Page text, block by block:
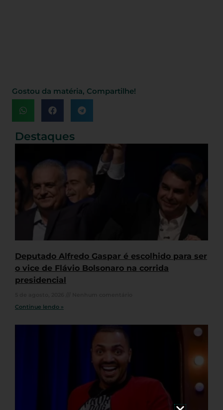
Gostou da matéria, Compartilhe!
Destaques
Deputado Alfredo Gaspar é escolhido para ser
o vice de Flávio Bolsonaro na corrida
presidencial
Continue lendo »